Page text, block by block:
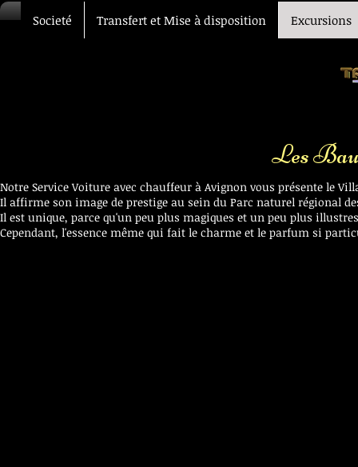
Societé Transfert et Mise à disposition Excursions
Les
Notre Service Voiture avec chauffeur à Avignon vous présente le
Il affirme son image de prestige au sein du Parc naturel régional
Il est unique, parce qu'un peu plus magiques et un peu plus
Cependant, l'essence même qui fait le charme et le parfum si